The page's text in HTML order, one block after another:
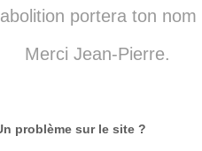
portera ton nom
Merci Jean-Pierre.
problème sur le site ?